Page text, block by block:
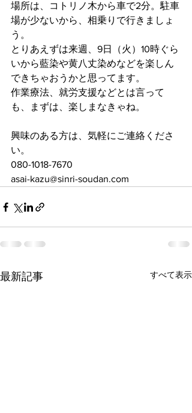
場所は、コトリノ木から車で2分。駐車
場が少ないから、相乗りで行きましょ
う。
とりあえずは来週、9日（火）10時ぐら
いから藍染や黄八丈染めなどを楽しん
できちゃおうかと思ってます。
作業療法、就労支援などとは言って
も、まずは、楽しまなきゃね。
興味のある方は、気軽にご連絡くださ
い。
080-1018-7670
asai-kazu@sinri-soudan.com
最新記事 すべて表示